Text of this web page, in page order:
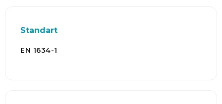
Standart
EN 1634-1